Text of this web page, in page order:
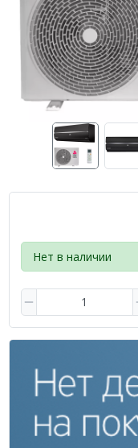
Нет в наличии